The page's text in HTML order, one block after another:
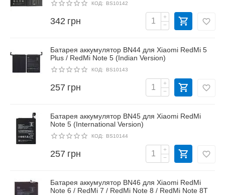
КОД: BS10142
342 грн
+
−
Батарея аккумулятор BN44 для Xiaomi RedMi 5
Plus / RedMi Note 5 (Indian Version)
КОД: BS10143
257 грн
+
−
Батарея аккумулятор BN45 для Xiaomi RedMi
Note 5 (International Version)
КОД: BS10144
257 грн
+
−
Батарея аккумулятор BN46 для Xiaomi RedMi
Note 6 / RedMi 7 / RedMi Note 8 / RedMi Note 8T